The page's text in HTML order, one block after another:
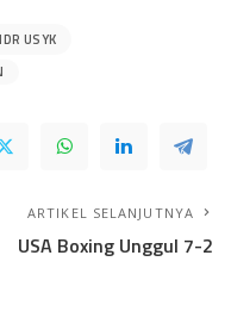
USYK
ARTIKEL SELANJUTNYA
USA Boxing Unggul 7-2